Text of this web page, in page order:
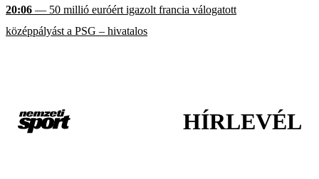
20:06 — 50 millió euróért igazolt francia válogatott
középpályást a PSG – hivatalos
HÍRLEVÉL